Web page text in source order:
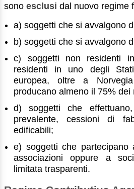
sono esclusi dal nuovo regime
a) soggetti che si avvalgono
b) soggetti che si avvalgono
c) soggetti non residenti
residenti in uno degli
europea, oltre a
producano almeno il 75% dei
d) soggetti che
prevalente, cessioni di
edificabili;
e) soggetti che partecipano
associazioni oppure a
limitata trasparenti.